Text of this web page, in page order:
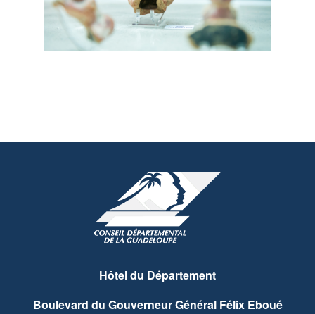
Hôtel du Département
Boulevard du Gouverneur Général Félix Eboué